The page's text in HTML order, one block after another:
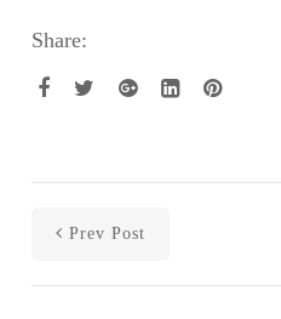
Share:
Prev Post